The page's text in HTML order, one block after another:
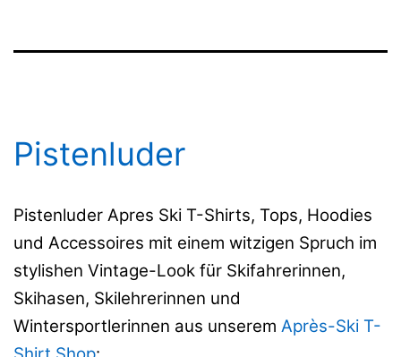
Pistenluder
Pistenluder Apres Ski T-Shirts, Tops, Hoodies
und Accessoires mit einem witzigen Spruch im
stylishen Vintage-Look für Skifahrerinnen,
Skihasen, Skilehrerinnen und
Wintersportlerinnen aus unserem Après-Ski T-